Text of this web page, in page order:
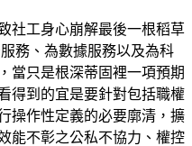
社工身心崩解最後一根稻草
務、為數據服務以及為科
當只是根深蒂固裡一項預期
得到的宜是要針對包括職權
操作性定義的必要廓清，擴
能不彰之公私不協力、權控